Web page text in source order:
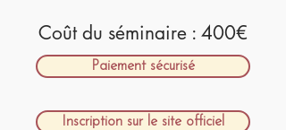
Coût du séminaire : 400€​​​
Paiement sécurisé
Inscription sur le site officiel